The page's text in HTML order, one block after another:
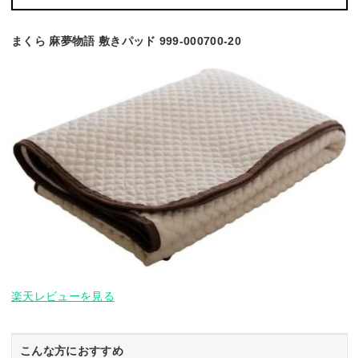
まくら 麻夢物語 敷きパッド 999-000700-20
楽天レビューを見る
こんな方におすすめ